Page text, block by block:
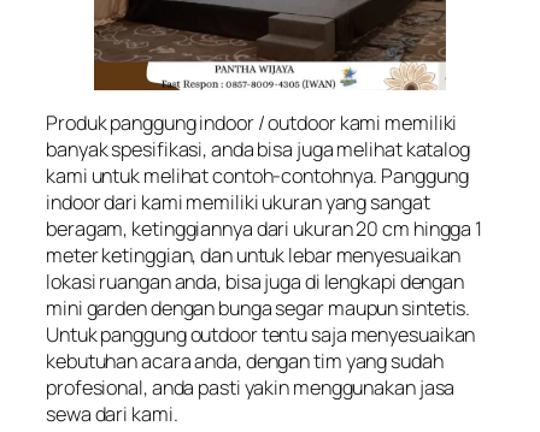
Produk panggung indoor / outdoor kami memiliki
banyak spesifikasi, anda bisa juga melihat katalog
kami untuk melihat contoh-contohnya. Panggung
indoor dari kami memiliki ukuran yang sangat
beragam, ketinggiannya dari ukuran 20 cm hingga 1
meter ketinggian, dan untuk lebar menyesuaikan
lokasi ruangan anda, bisa juga di lengkapi dengan
mini garden dengan bunga segar maupun sintetis.
Untuk panggung outdoor tentu saja menyesuaikan
kebutuhan acara anda, dengan tim yang sudah
profesional, anda pasti yakin menggunakan jasa
sewa dari kami.